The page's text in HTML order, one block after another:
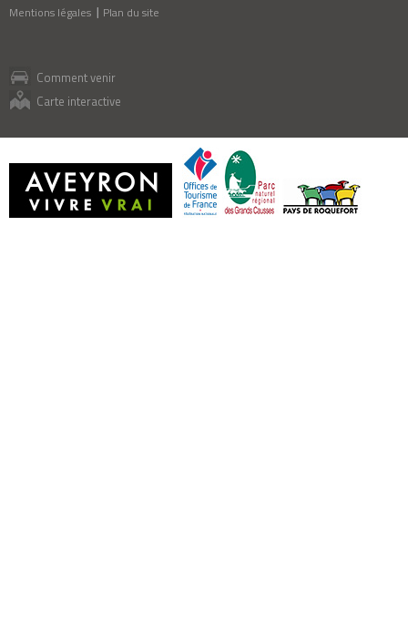
Mentions légales Plan du site
Comment venir
Carte interactive